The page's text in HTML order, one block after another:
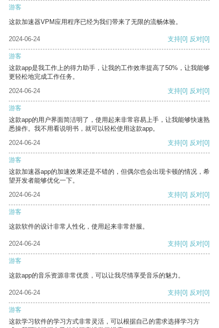
游客
这款加速器VPM应用程序已经为我们带来了无限的流畅体验。
2024-06-24 支持[0] 反对[0]
游客
这款app是我工作上的得力助手，让我的工作效率提高了50%，让我能够
更轻松地完成工作任务。
2024-06-24
支持[0] 反对[0]
游客
这款app的用户界面简洁明了，使用起来非常容易上手，让我能够快速熟
悉操作。我不用看说明书，就可以轻松使用这款app。
2024-06-24
支持[0] 反对[0]
游客
这款加速器app的加速效果还是不错的，但偶尔也会出现卡顿的情况，希
望开发者能够优化一下。
2024-06-24
支持[0] 反对[0]
游客
这款软件的设计非常人性化，使用起来非常舒服。
2024-06-24 支持[0] 反对[0]
游客
这款app的音乐资源非常优质，可以让我尽情享受音乐的魅力。
2024-06-24 支持[0] 反对[0]
游客
这款学习软件的学习方式非常灵活，可以根据自己的需求选择学习方